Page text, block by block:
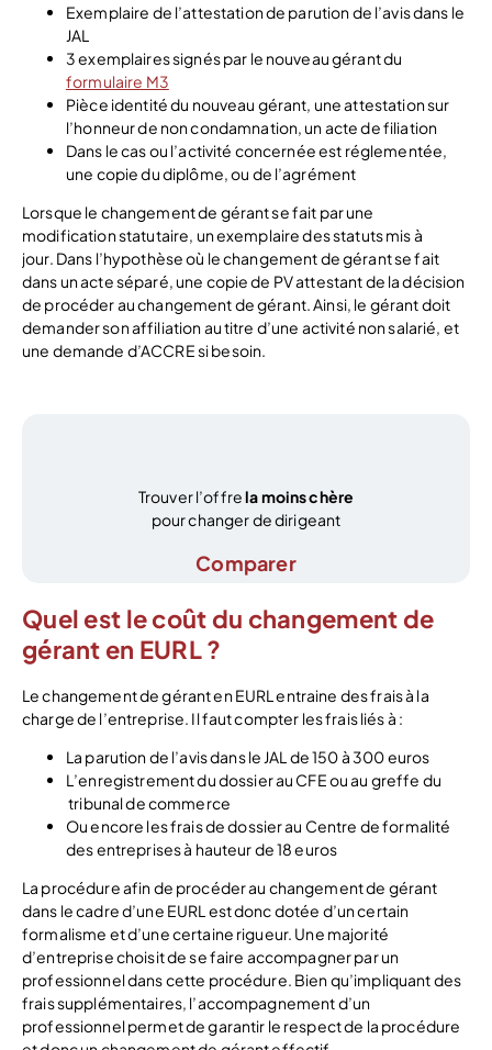
Exemplaire de l’attestation de parution de l’avis dans le
JAL
3 exemplaires signés par le nouveau gérant du
formulaire M3
Pièce identité du nouveau gérant, une attestation sur
l’honneur de non condamnation, un acte de filiation
Dans le cas ou l’activité concernée est réglementée,
une copie du diplôme, ou de l’agrément
Lorsque le changement de gérant se fait par une
modification statutaire, un exemplaire des statuts mis à
jour. Dans l’hypothèse où le changement de gérant se fait
dans un acte séparé, une copie de PV attestant de la décision
de procéder au changement de gérant. Ainsi, le gérant doit
demander son affiliation au titre d’une activité non salarié, et
une demande d’ACCRE si besoin.
Trouver l’offrela moins chère
pour changer de dirigeant
Comparer
Quel est le coût du changement de
gérant en EURL ?
Le changement de gérant en EURL entraine des frais à la
charge de l’entreprise. Il faut compter les frais liés à :
La parution de l’avis dans le JAL de 150 à 300 euros
L’enregistrement du dossier au CFE ou au greffe du
tribunal de commerce
Ou encore les frais de dossier au Centre de formalité
des entreprises à hauteur de 18 euros
La procédure afin de procéder au changement de gérant
dans le cadre d’une EURL est donc dotée d’un certain
formalisme et d’une certaine rigueur. Une majorité
d’entreprise choisit de se faire accompagner par un
professionnel dans cette procédure. Bien qu’impliquant des
frais supplémentaires, l’accompagnement d’un
professionnel permet de garantir le respect de la procédure